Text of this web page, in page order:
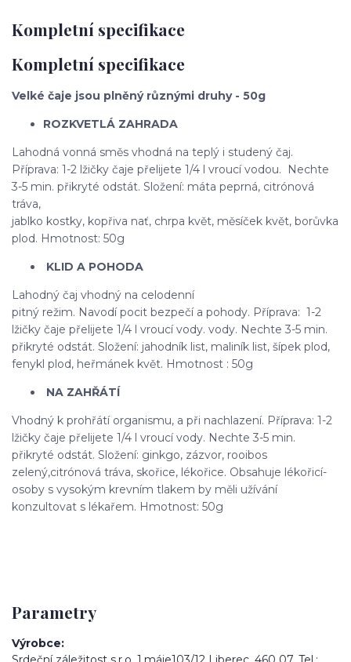
Kompletní specifikace
Kompletní specifikace
Velké čaje jsou plněný různými druhy - 50g
ROZKVETLÁ ZAHRADA
Lahodná vonná směs vhodná na teplý i studený čaj.
Příprava: 1-2 lžičky čaje přelijete 1/4 l vroucí vodou. Nechte
3-5 min. přikryté odstát. Složení: máta peprná, citrónová
tráva,
jablko kostky, kopřiva nať, chrpa květ, měsíček květ, borůvka
plod. Hmotnost: 50g
KLID A POHODA
Lahodný čaj vhodný na celodenní
pitný režim. Navodí pocit bezpečí a pohody. Příprava: 1-2
lžičky čaje přelijete 1/4 l vroucí vody. vody. Nechte 3-5 min.
přikryté odstát. Složení: jahodník list, maliník list, šípek plod,
fenykl plod, heřmánek květ. Hmotnost : 50g
NA ZAHŘÁTÍ
Vhodný k prohřátí organismu, a při nachlazení. Příprava: 1-2
lžičky čaje přelijete 1/4 l vroucí vody. Nechte 3-5 min.
přikryté odstát. Složení: ginkgo, zázvor, rooibos
zelený,citrónová tráva, skořice, lékořice. Obsahuje lékořicí-
osoby s vysokým krevním tlakem by měli užívání
konzultovat s lékařem. Hmotnost: 50g
Parametry
Výrobce